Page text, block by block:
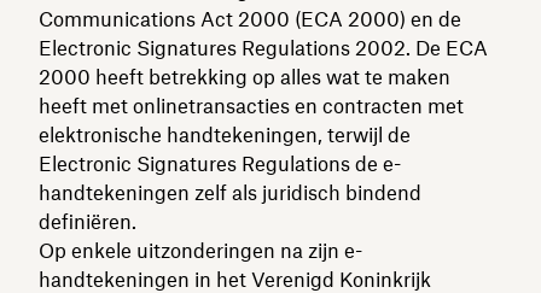
Communications Act 2000 (ECA 2000) en de
Electronic Signatures Regulations 2002. De ECA
2000 heeft betrekking op alles wat te maken
heeft met onlinetransacties en contracten met
elektronische handtekeningen, terwijl de
Electronic Signatures Regulations de e-
handtekeningen zelf als juridisch bindend
definiëren.
Op enkele uitzonderingen na zijn e-
handtekeningen in het Verenigd Koninkrijk